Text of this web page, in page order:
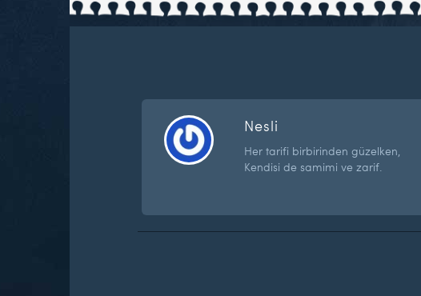
Nesli
Her tarifi birbirinden güzelken,
Kendisi de samimi ve zarif.